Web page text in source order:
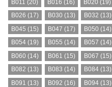
B011 (20) B016 (16) B020 (19)
B026 (17) B030 (13) B032 (13)
B045 (15) B047 (17) B050 (14)
B054 (19) B055 (14) B057 (14)
B060 (14) B061 (15) B067 (15)
B082 (13) B083 (14) B084(13)
B091 (13) B092 (16) B094(13)